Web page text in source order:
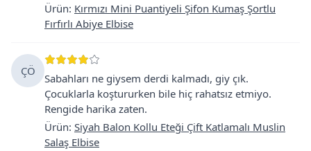
Ürün: Kırmızı Mini Puantiyeli Şifon Kumaş Şortlu
Fırfırlı Abiye Elbise
ÇÖ
Sabahları ne giysem derdi kalmadı, giy çık.
Çocuklarla koştururken bile hiç rahatsız etmiyo.
Rengide harika zaten.
Ürün: Siyah Balon Kollu Eteği Çift Katlamalı Muslin
Salaş Elbise